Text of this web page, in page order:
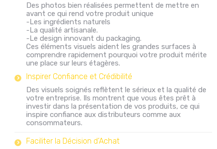
Des photos bien réalisées permettent de mettre en
avant ce qui rend votre produit unique
-Les ingrédients naturels
-La qualité artisanale.
-Le design innovant du packaging.
Ces éléments visuels aident les grandes surfaces à
comprendre rapidement pourquoi votre produit mérite
une place sur leurs étagères.
Inspirer Confiance et Crédibilité
Des visuels soignés reflètent le sérieux et la qualité de
votre entreprise. Ils montrent que vous êtes prêt à
investir dans la présentation de vos produits, ce qui
inspire confiance aux distributeurs comme aux
consommateurs.
Faciliter la Décision d’Achat